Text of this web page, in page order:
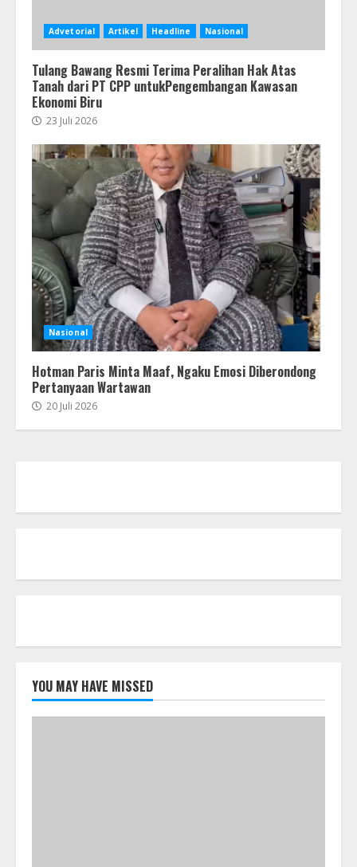
Advetorial Artikel Headline Nasional
Tulang Bawang Resmi Terima Peralihan Hak Atas
Tanah dari PT CPP untukPengembangan Kawasan
Ekonomi Biru
23 Juli 2026
Nasional
Hotman Paris Minta Maaf, Ngaku Emosi Diberondong
Pertanyaan Wartawan
20 Juli 2026
YOU MAY HAVE MISSED